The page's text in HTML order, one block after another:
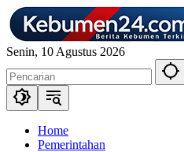
Langsung
ke
konten
Senin, 10 Agustus 2026
Home
Pemerintahan